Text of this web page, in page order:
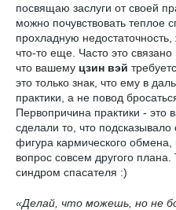
посвящаю заслуги от своей
можно почувствовать теплое
прохладную
что-то еще. Часто это
что вашему цзин вэй
это только знак, что ему в
практики, а не повод
Первопричина практики - это
сделали то, что
фигура кармического обмена,
вопрос совсем другого
синдром спасателя :)
«Делай, что можешь, но не